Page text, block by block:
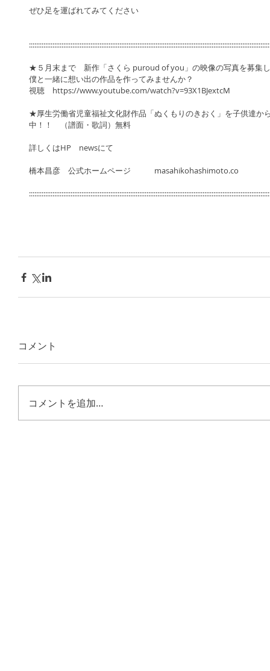
ぜひ足を運ばれてみてください
★５月末まで　新作「さくら puroud of you」の映像の写真を募集
僕と一緒に想い出の作品を作ってみませんか？
視聴　https://www.youtube.com/watch?v=93X1BJextcM
★厚生労働省児童福祉文化財作品「ぬくもりのきおく」を子供達か
中！！　（譜面・歌詞）無料
詳しくはHP　newsにて
橋本昌彦　公式ホームページ　　　masahikohashimoto.co
コメント
コメントを追加…